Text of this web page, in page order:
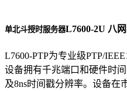
单北斗授时服务器L7600-2U 八
L7600-PTP为专业级PTP/
设备拥有千兆端口和硬件时
及8ns时间戳分辨率。设备在